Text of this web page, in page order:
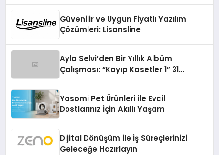
Güvenilir ve Uygun Fiyatlı Yazılım
Çözümleri: Lisansline
Ayla Selvi’den Bir Yıllık Albüm
Çalışması: “Kayıp Kasetler 1” 31
Yasomi Pet Ürünleri ile Evcil
Dostlarınız İçin Akıllı Yaşam
Dijital Dönüşüm ile İş Süreçlerinizi
Geleceğe Hazırlayın